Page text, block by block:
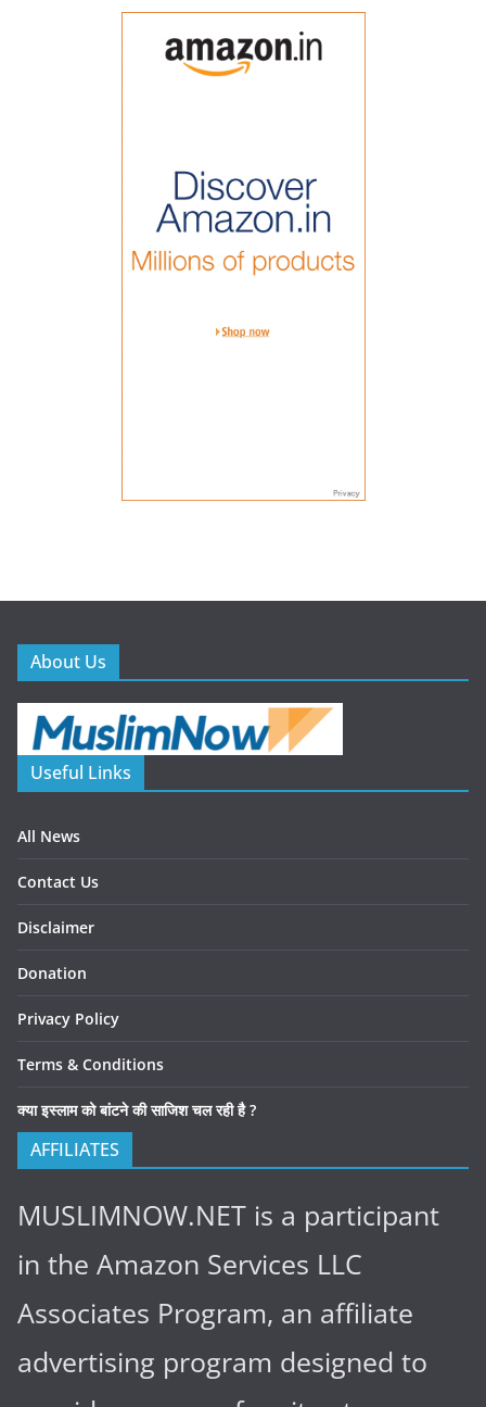
About Us
Useful Links
All News
Contact Us
Disclaimer
Donation
Privacy Policy
Terms & Conditions
क्या इस्लाम को बांटने की साजिश चल रही है ?
AFFILIATES
MUSLIMNOW.NET is a participant
in the Amazon Services LLC
Associates Program, an affiliate
advertising program designed to